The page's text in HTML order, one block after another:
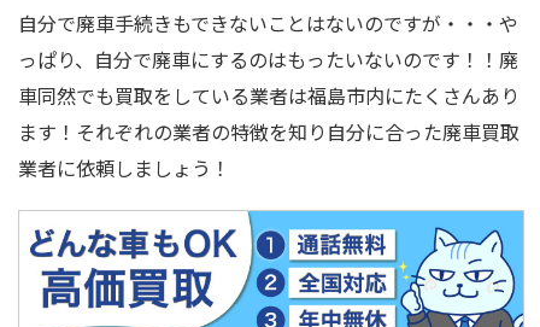
自分で廃車手続きもできないことはないのですが・・・や
っぱり、自分で廃車にするのはもったいないのです！！廃
車同然でも買取をしている業者は福島市内にたくさんあり
ます！それぞれの業者の特徴を知り自分に合った廃車買取
業者に依頼しましょう！